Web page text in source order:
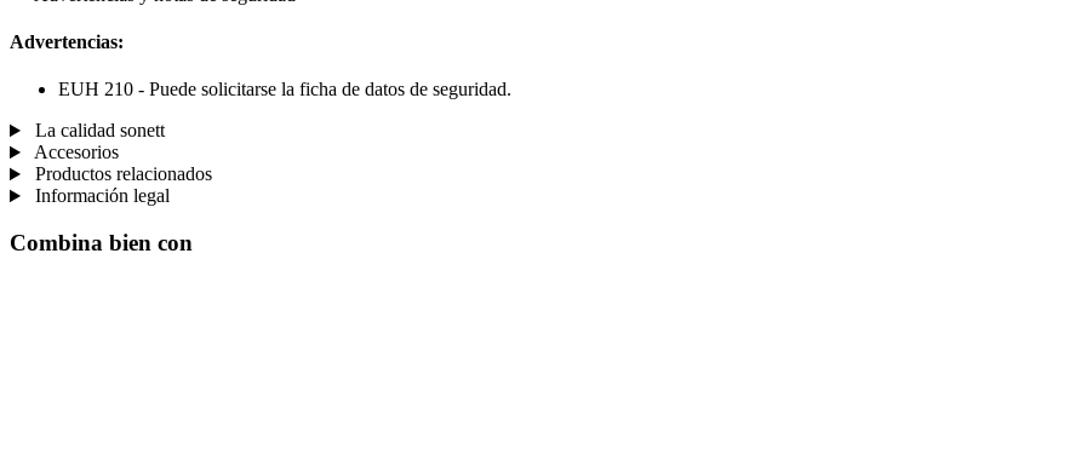
Advertencias:
EUH 210 - Puede solicitarse la ficha de datos de seguridad.
La calidad sonett
Accesorios
Productos relacionados
Información legal
Combina bien con